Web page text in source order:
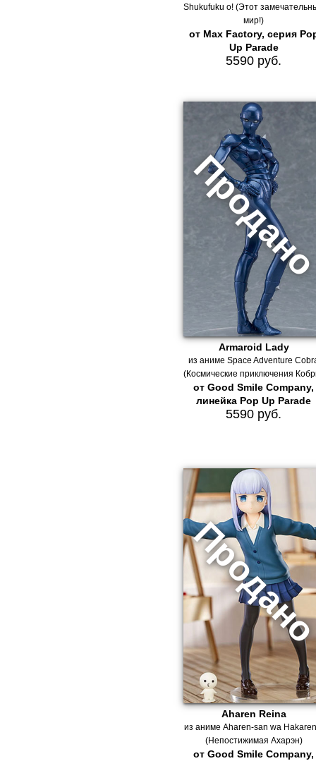
Shukufuku o! (Этот
мир!)
от Max Factory, серия
Up Parade
5590 руб.
Armaroid Lady
из аниме Space Adventure
(Космические приключения
от Good Smile Company,
линейка Pop Up Parade
5590 руб.
Aharen Reina
из аниме Aharen-san wa
(Непостижимая Ахарэн)
от Good Smile Company,